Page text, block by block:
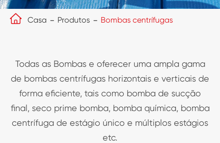
 Casa Produtos Bombas centrífugas
Todas as Bombas e oferecer uma ampla gama
de bombas centrífugas horizontais e verticais de
forma eficiente, tais como bomba de sucção
final, seco prime bomba, bomba química, bomba
centrífuga de estágio único e múltiplos estágios
etc.